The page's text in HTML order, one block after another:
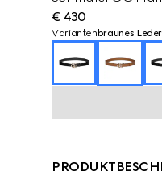
€ 430
Varianten braunes Leder